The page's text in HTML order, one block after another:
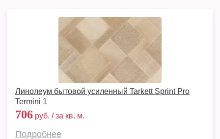
Линолеум бытовой усиленный Tarkett Sprint Pro
Termini 1
706 руб. / за кв. м.
Подробнее